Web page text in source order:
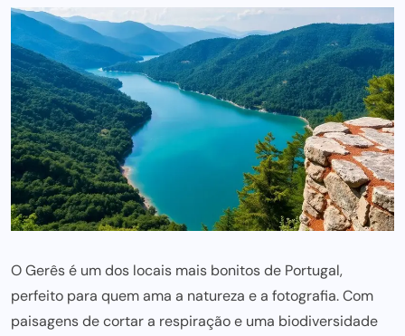
O Gerês é um dos locais mais bonitos de Portugal,
perfeito para quem ama a natureza e a fotografia. Com
paisagens de cortar a respiração e uma biodiversidade